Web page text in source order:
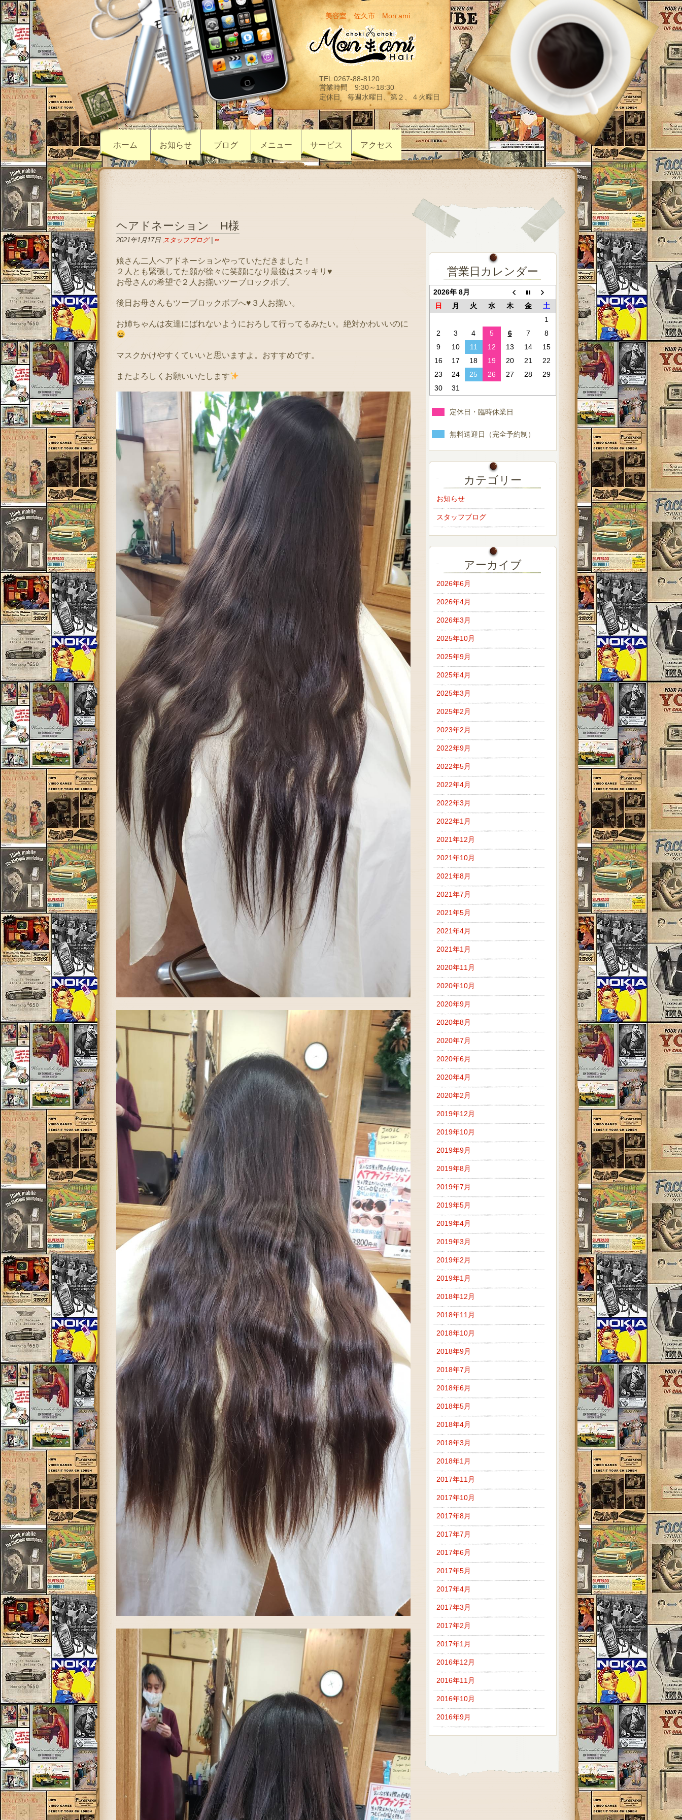
美容室 佐久市 Mon.ami
TEL 0267-88-8120
営業時間 9:30～18:30
定休日 毎週水曜日、第２、４火曜日
ホーム お知らせ ブログ メニュー サービス アクセス
ヘアドネーション H様
2021年1月17日 スタッフブログ| ∞
娘さん二人ヘアドネーションやっていただきました！
２人とも緊張してた顔が徐々に笑顔になり最後はスッキリ♥️
お母さんの希望で２人お揃いツーブロックボブ。
後日お母さんもツーブロックボブへ♥️３人お揃い。
お姉ちゃんは友達にばれないようにおろして行ってるみたい。絶対かわいいのに
マスクかけやすくていいと思いますよ。おすすめです。
またよろしくお願いいたします
営業日カレンダー
2026年 8月
日
月 火 水 木 金
土
1
2
3 4 5 6 7
8
9
10 11 12 13 14
15
16
17 18 19 20 21
22
23
24 25 26 27 28
29
30
31
定休日・臨時休業日
無料送迎日（完全予約制）
カテゴリー
お知らせ
スタッフブログ
アーカイブ
2026年6月
2026年4月
2026年3月
2025年10月
2025年9月
2025年4月
2025年3月
2025年2月
2023年2月
2022年9月
2022年5月
2022年4月
2022年3月
2022年1月
2021年12月
2021年10月
2021年8月
2021年7月
2021年5月
2021年4月
2021年1月
2020年11月
2020年10月
2020年9月
2020年8月
2020年7月
2020年6月
2020年4月
2020年2月
2019年12月
2019年10月
2019年9月
2019年8月
2019年7月
2019年5月
2019年4月
2019年3月
2019年2月
2019年1月
2018年12月
2018年11月
2018年10月
2018年9月
2018年7月
2018年6月
2018年5月
2018年4月
2018年3月
2018年1月
2017年11月
2017年10月
2017年8月
2017年7月
2017年6月
2017年5月
2017年4月
2017年3月
2017年2月
2017年1月
2016年12月
2016年11月
2016年10月
2016年9月